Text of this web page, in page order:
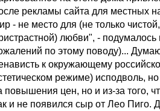
рекламы сайта для местных
- не место для (не только
любви", -
по этому поводу)...
к окружающему
режиме) исподволь,
повышения цен, но и из-за того,
и не появился сыр от Лео Пиго.